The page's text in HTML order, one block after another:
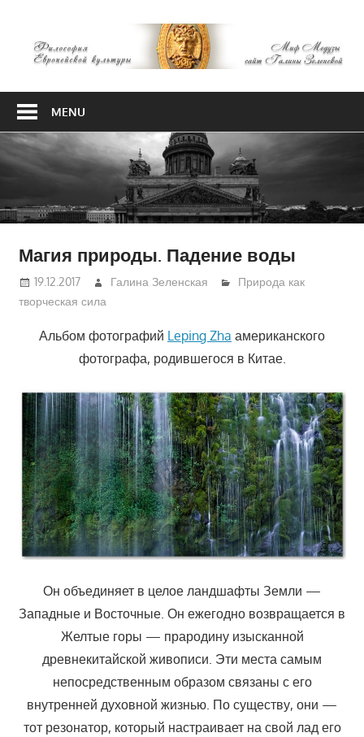
content
Европейской
MENU
Магия природы. Падение воды
19.12.2017 Галина Зеленская
Природа как
творческая сила
Альбом фотографий Leping Zha американского
фотографа, родившегося в Китае.
Он объединяет в целое ландшафты Земли —
Западные и Восточные. Он ежегодно возвращается в
Желтые горы — прародину изысканной
древнекитайской живописи. Эти места самым
непосредственным образом связаны с его
внутренней духовной жизнью. По существу, они —
тот резонатор, который настраивает на свой лад его